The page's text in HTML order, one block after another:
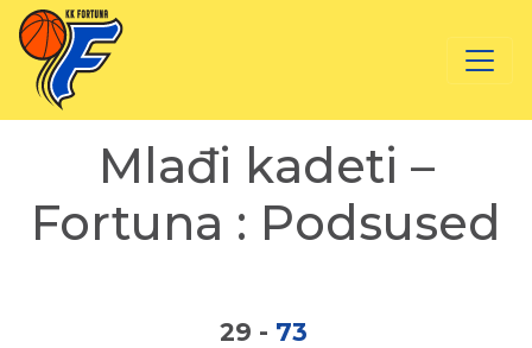
Mlađi kadeti –
Fortuna : Podsused
29 - 73